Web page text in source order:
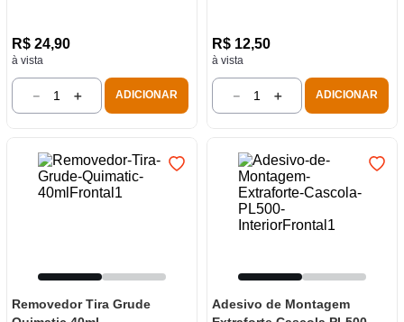
R$ 24,90
à vista
＋
－ ADICIONAR
R$ 12,50
à vista
＋
－ ADICIONAR
Removedor Tira Grude
Adesivo de Montagem